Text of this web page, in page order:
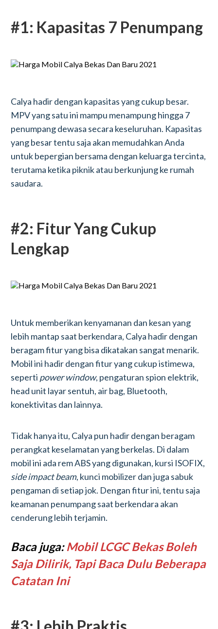
#1: Kapasitas 7 Penumpang
Calya hadir dengan kapasitas yang cukup besar.
MPV yang satu ini mampu menampung hingga 7
penumpang dewasa secara keseluruhan. Kapasitas
yang besar tentu saja akan memudahkan Anda
untuk bepergian bersama dengan keluarga tercinta,
terutama ketika piknik atau berkunjung ke rumah
saudara.
#2: Fitur Yang Cukup
Lengkap
Untuk memberikan kenyamanan dan kesan yang
lebih mantap saat berkendara, Calya hadir dengan
beragam fitur yang bisa dikatakan sangat menarik.
Mobil ini hadir dengan fitur yang cukup istimewa,
seperti power window, pengaturan spion elektrik,
head unit layar sentuh, air bag, Bluetooth,
konektivitas dan lainnya.
Tidak hanya itu, Calya pun hadir dengan beragam
perangkat keselamatan yang berkelas. Di dalam
mobil ini ada rem ABS yang digunakan, kursi ISOFIX,
side impact beam, kunci mobilizer dan juga sabuk
pengaman di setiap jok. Dengan fitur ini, tentu saja
keamanan penumpang saat berkendara akan
cenderung lebih terjamin.
Baca juga:Mobil LCGC Bekas Boleh
Saja Dilirik, Tapi Baca Dulu Beberapa
Catatan Ini